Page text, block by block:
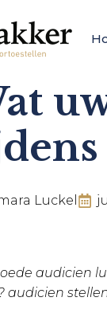
Luckel
audicien
audicien